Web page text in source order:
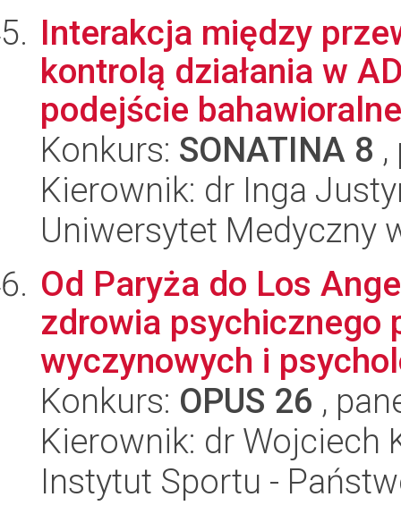
Interakcja między
kontrolą działania w
podejście
Konkurs: SONATINA 8
Kierownik: dr Inga
Uniwersytet Medyczny
Od Paryża do Los
zdrowia psychicznego
wyczynowych i
Konkurs: OPUS 26 ,
Kierownik: dr Wojciech
Instytut Sportu -